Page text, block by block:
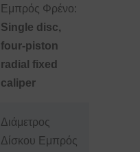
Εμπρός Φρένο:
Single disc,
four-piston
radial fixed
caliper
Διάμετρος
Δίσκου Εμπρός